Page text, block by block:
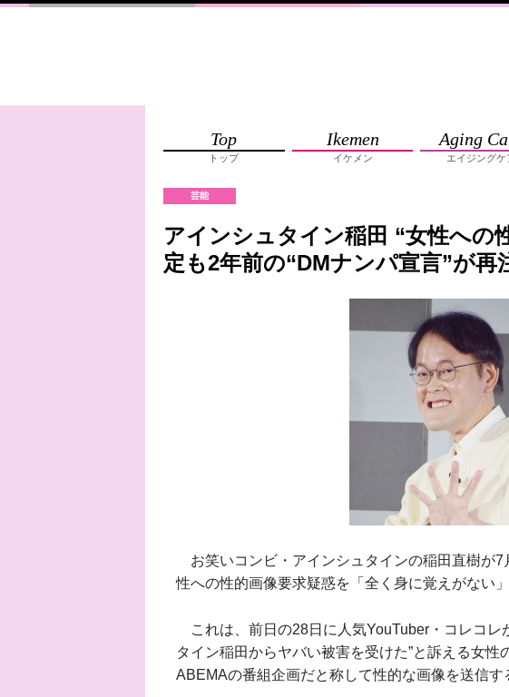
Top
トップ
Ikemen
イケメン
Aging
エイジングケ
芸能
アインシュタイン稲田 “女性への
定も2年前の“DMナンパ宣言”が再
お笑いコンビ・アインシュタインの稲田直樹が
性への性的画像要求疑惑を「全く身に覚えがない」
これは、前日の28日に人気YouTuber・コレコレ
タイン稲田からヤバい被害を受けた”と訴える女
ABEMAの番組企画だと称して性的な画像を送信す